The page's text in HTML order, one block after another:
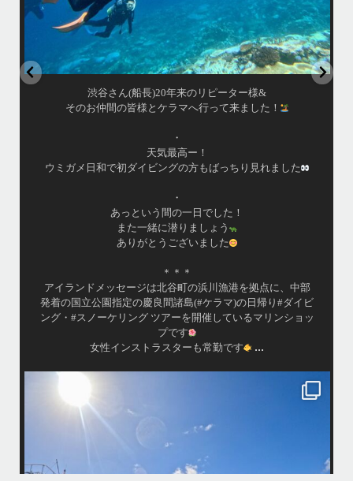
はいさい！
アイランドメッセージです
最近投稿できてませんでしたが今シーズンも渡嘉敷島上陸
ツアーとケラマ体験ダイビング&シュノーケル班に分かれて
毎日海へ行っております
海が穏やかな日がずーっと続いていてボートダイビングに
は最高のコンディションです！
昔よく潜りに来て下さっていたリピーターさんの子供が10
才になったので一緒にダイビングデビュー…なんて嬉しい
緒させて頂いてます
•
渡嘉敷島の方も夏には珍しい北風つづきのおかげでビーチ
が穏やか
...
island.message
・
最近は、連日クルーザーチャーターのご利用が続いていて梅雨明け後の
パーフェクトな海でバナナボートに船上BBQ、シュノーケリングとお楽
しみ頂いております
何ヶ月も前からやり取りさせて頂き温めていたご予約でしたので、お天